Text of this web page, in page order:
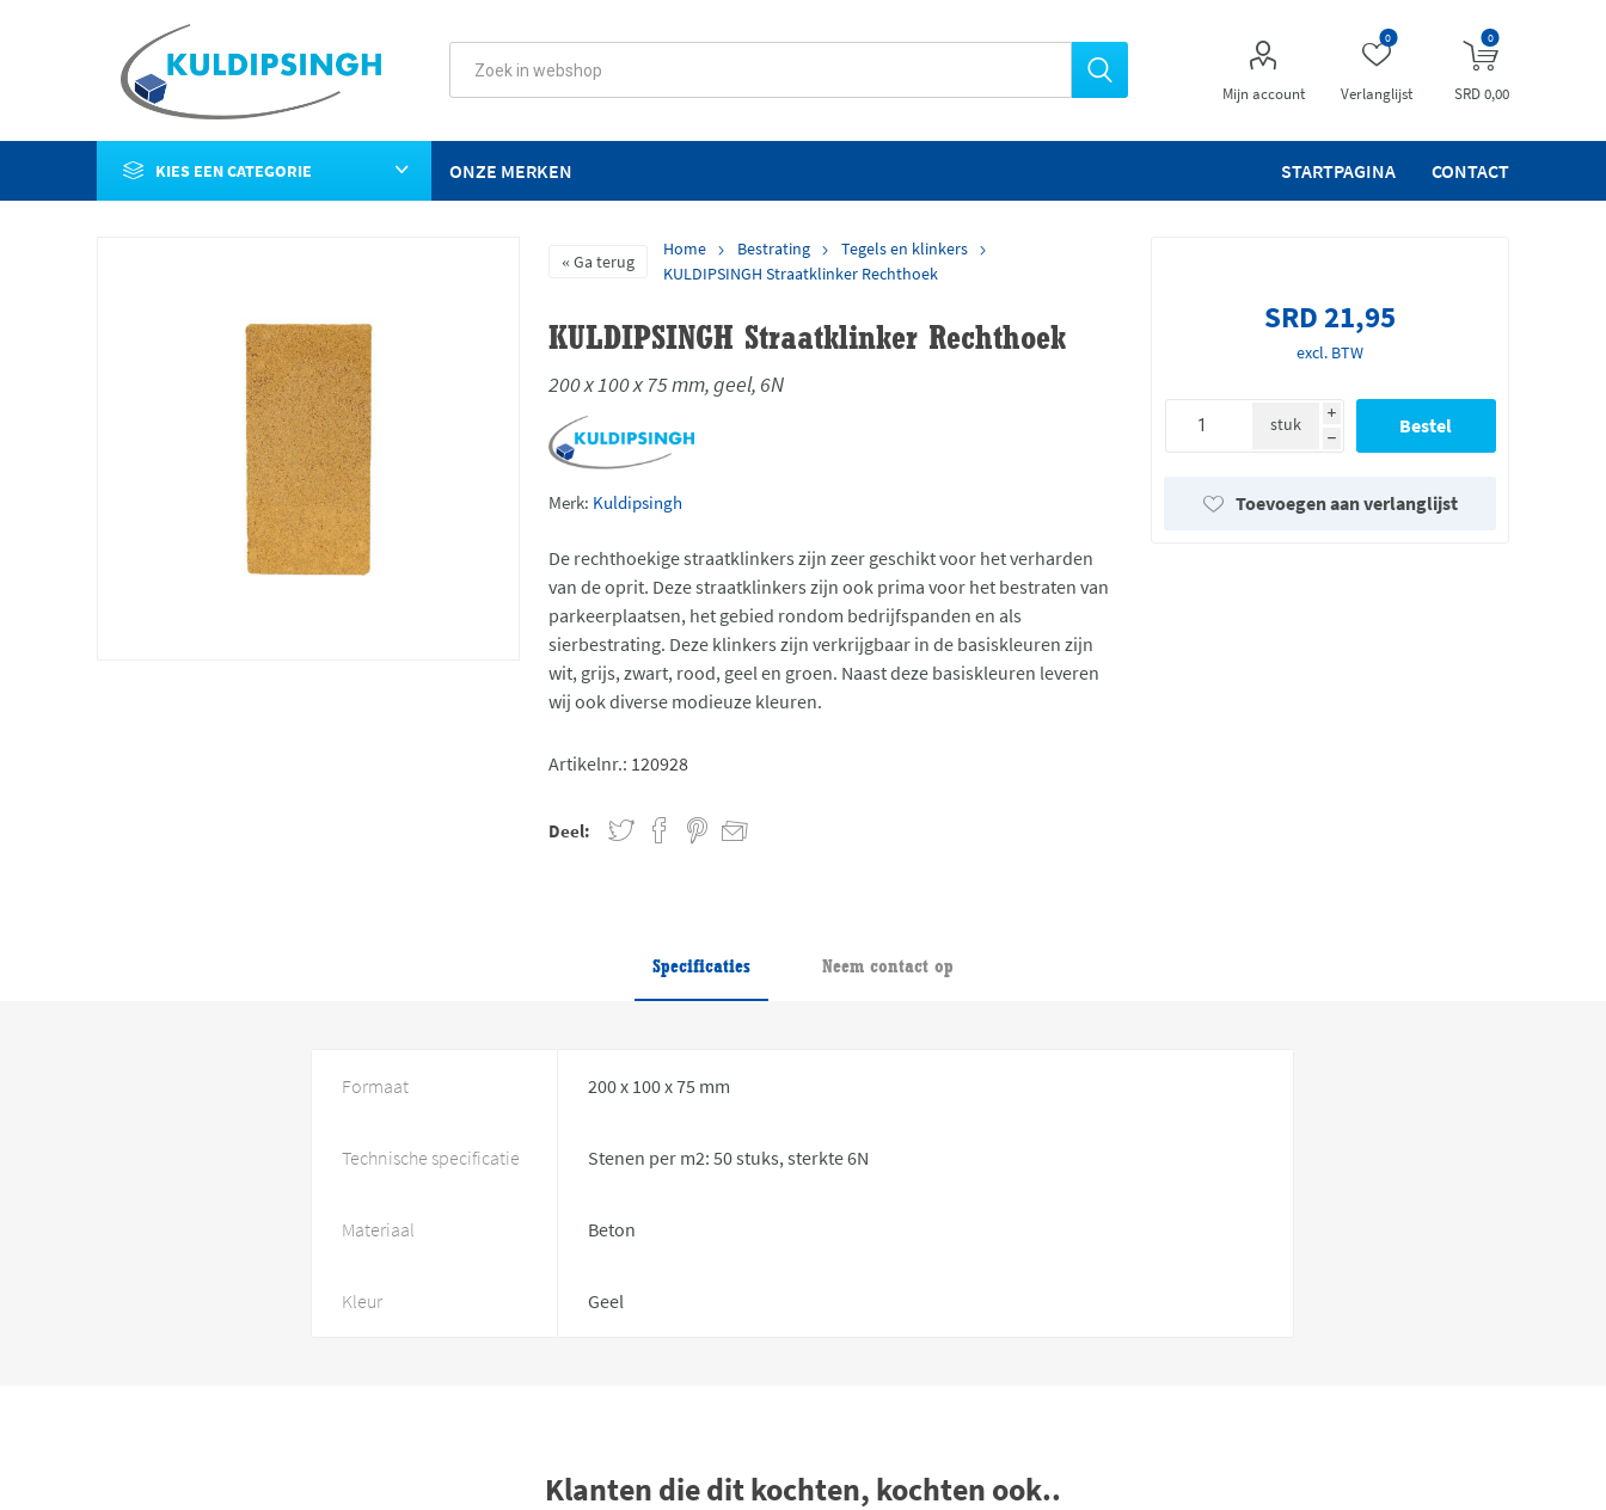
Mijn account Verlanglijst
0 0
SRD 0,00
KIES EEN CATEGORIE STARTPAGINA CONTACT
ONZE MERKEN
Ga terug
Home Bestrating
Tegels en klinkers
KULDIPSINGH Straatklinker Rechthoek
KULDIPSINGH Straatklinker Rechthoek
200 x 100 x 75 mm, geel, 6N
Merk: Kuldipsingh
De rechthoekige straatklinkers zijn zeer geschikt voor het verharden
van de oprit. Deze straatklinkers zijn ook prima voor het bestraten van
parkeerplaatsen, het gebied rondom bedrijfspanden en als
sierbestrating. Deze klinkers zijn verkrijgbaar in de basiskleuren zijn
wit, grijs, zwart, rood, geel en groen. Naast deze basiskleuren leveren
wij ook diverse modieuze kleuren.
Artikelnr.: 120928
Deel:
SRD 21,95
excl. BTW
i
h
stuk
Toevoegen aan verlanglijst
Specificaties Neem contact op
Formaat 200 x 100 x 75 mm
Technische specificatie Stenen per m2: 50 stuks, sterkte 6N
Materiaal Beton
Kleur Geel
Klanten die dit kochten, kochten ook..